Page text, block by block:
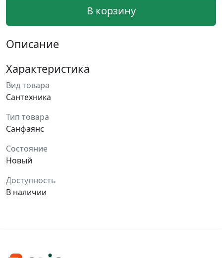
В корзину
Описание
Характеристика
Вид товара
Сантехника
Тип товара
Санфаянс
Состояние
Новый
Доступность
В наличии